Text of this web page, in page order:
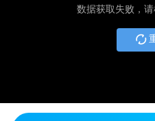
数据获取失败，